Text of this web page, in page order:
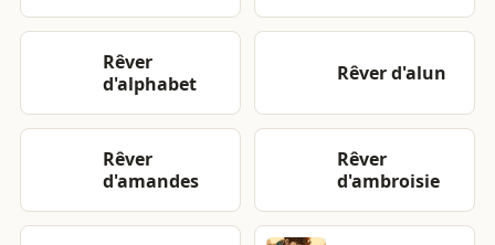
Rêver
d'alphabet
Rêver d'alun
Rêver
d'amandes
Rêver
d'ambroisie